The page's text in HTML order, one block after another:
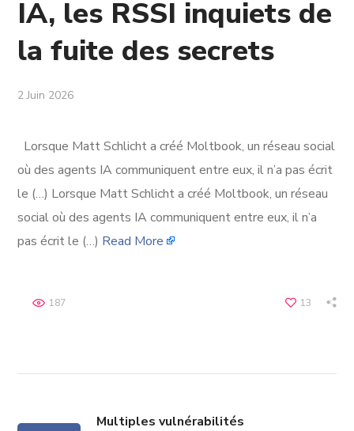
IA, les RSSI inquiets de
la fuite des secrets
2 Juin 2026
Lorsque Matt Schlicht a créé Moltbook, un réseau social
où des agents IA communiquent entre eux, il n’a pas écrit
le (…) Lorsque Matt Schlicht a créé Moltbook, un réseau
social où des agents IA communiquent entre eux, il n’a
pas écrit le (…) Read More
13
187
Multiples vulnérabilités